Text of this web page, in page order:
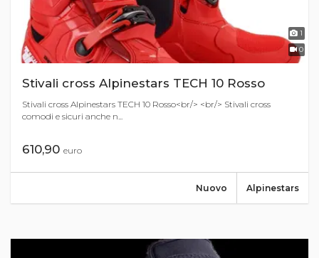
1
0
Stivali cross Alpinestars TECH 10 Rosso
Stivali cross Alpinestars TECH 10 Rosso<br/> <br/> Stivali cross
comodi e sicuri anche n...
610,90 euro
Alpinestars
Nuovo